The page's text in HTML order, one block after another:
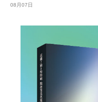
08月07日